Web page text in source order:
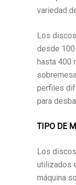
variedad
Los
desde
hasta 400
perfiles
para
TIPO DE
Los
utilizados
máquina